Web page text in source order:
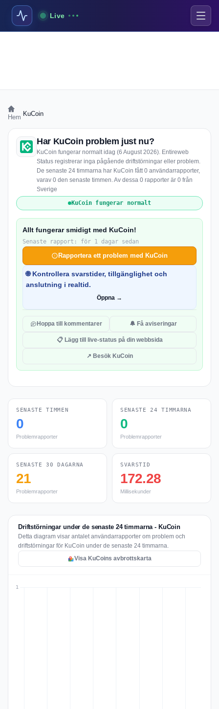
Live
Hem KuCoin
Har KuCoin problem just nu?
KuCoin fungerar normalt idag (6 August 2026). Entireweb
Status registrerar inga pågående driftstörningar eller problem.
De senaste 24 timmarna har KuCoin fått 0 användarrapporter,
varav 0 den senaste timmen. Av dessa 0 rapporter är 0 från
Sverige
KuCoin fungerar normalt
Allt fungerar smidigt med KuCoin!
Senaste rapport: för 1 dagar sedan
Rapportera ett problem med KuCoin
🌐 Kontrollera svarstider, tillgänglighet och
anslutning i realtid.
Öppna →
Hoppa till kommentarer 🔔 Få aviseringar
📋 Lägg till live-status på din webbsida
↗ Besök KuCoin
SENASTE TIMMEN
0
Problemrapporter
SENASTE 24 TIMMARNA
0
Problemrapporter
SENASTE 30 DAGARNA
21
Problemrapporter
SVARSTID
172.28
Millisekunder
Driftstörningar under de senaste 24 timmarna - KuCoin
Detta diagram visar antalet användarrapporter om problem och
driftstörningar för KuCoin under de senaste 24 timmarna.
Visa KuCoins avbrottskarta